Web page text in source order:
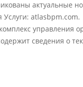
актуальные
atlasbpm.com.
управления
сведения о